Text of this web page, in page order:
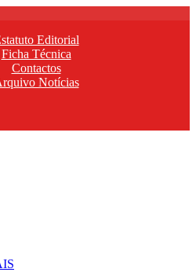
Editorial
Ficha Técnica
Contactos
Notícias